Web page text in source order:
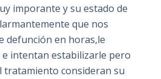
imporante y su estado de
que nos
defunción en horas,le
intentan estabilizarle pero
tratamiento consideran su